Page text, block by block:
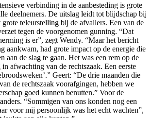
verbinding in de aanbesteding is grote
deelnemers. De uitslag leidt tot blijdschap bij
grote teleurstelling bij de afvallers. Een van de
tegen de voorgenomen gunning. “Dat
is er”, zegt Wendy. “Maar het bericht
aankwam, had grote impact op de energie die
aan de slag te gaan. Het was een rem op de
afwachting van de rechtszaak. Een eerste
Geert: “De drie maanden die
de rechtszaak voorafgingen, hebben we
goed kunnen benutten.” Voor de
“Sommigen van ons konden nog een
voor mij persoonlijk was het echt wachten”,